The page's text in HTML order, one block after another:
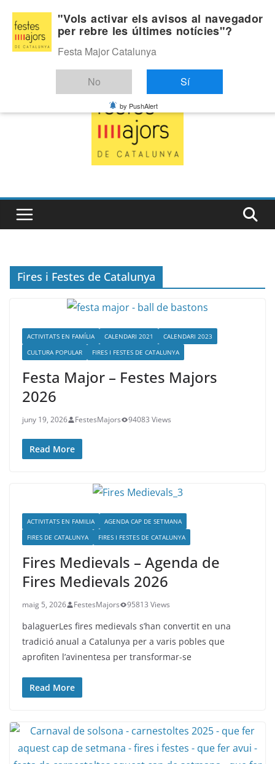
content
Divendres, agost 7, 2026
Última:
Fires i Festes de Catalunya
ACTIVITATS EN FAMÍLIA CALENDARI 2021
CALENDARI 2023
CULTURA POPULAR
FIRES I FESTES DE CATALUNYA
Festa Major – Festes Majors
2026
juny 19, 2026 FestesMajors 94083 Views
Read More
ACTIVITATS EN FAMILIA
AGENDA CAP DE SETMANA
FIRES DE CATALUNYA
FIRES I FESTES DE CATALUNYA
Fires Medievals – Agenda de
Fires Medievals 2026
maig 5, 2026 FestesMajors 95813 Views
balaguerLes fires medievals s’han convertit en una
tradició anual a Catalunya per a varis pobles que
aprofiten l’avinentesa per transformar-se
Read More
"Vols activar els avisos al navegador
per rebre les últimes notícies"?
Festa Major Catalunya
No Sí
by PushAlert